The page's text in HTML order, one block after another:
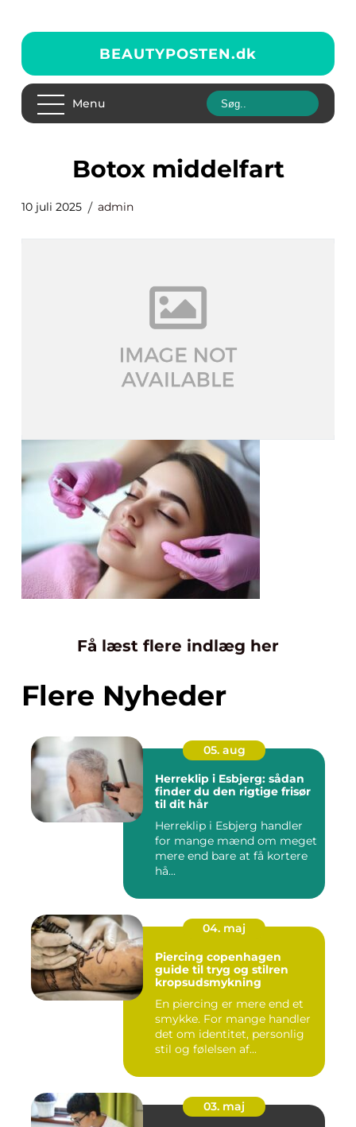
BEAUTYPOSTEN.dk
Menu
botox middelfart
10 juli 2025 admin
Få læst flere indlæg her
Flere Nyheder
05. aug
Herreklip i Esbjerg: sådan
finder du den rigtige frisør
til dit hår
Herreklip i Esbjerg handler
for mange mænd om meget
mere end bare at få kortere
hå...
04. maj
Piercing copenhagen
guide til tryg og stilren
kropsudsmykning
En piercing er mere end et
smykke. For mange handler
det om identitet, personlig
stil og følelsen af...
03. maj